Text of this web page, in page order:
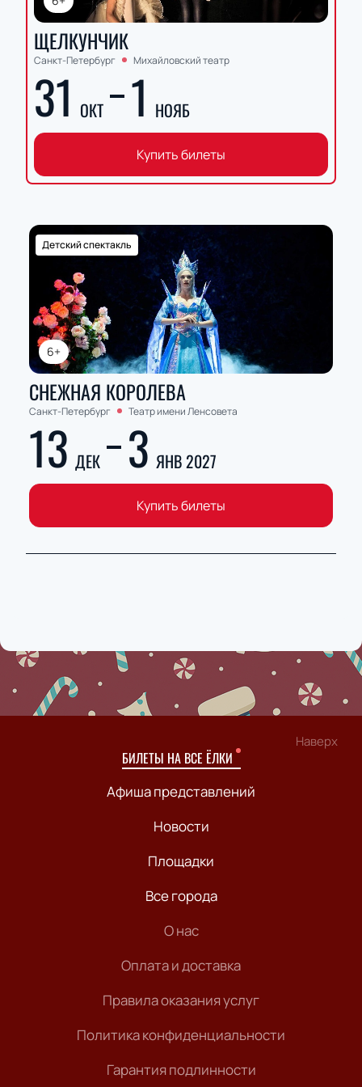
ЩЕЛКУНЧИК
Санкт-Петербург Михайловский театр
31 ОКТ 1 НОЯБ
Купить билеты
6+
Детский спектакль
СНЕЖНАЯ КОРОЛЕВА
Санкт-Петербург Театр имени Ленсовета
13 ДЕК 3 ЯНВ 2027
Купить билеты
Наверх
БИЛЕТЫ НА ВСЕ ЁЛКИ
Афиша представлений
Новости
Площадки
Все города
О нас
Оплата и доставка
Правила оказания услуг
Политика конфиденциальности
Гарантия подлинности